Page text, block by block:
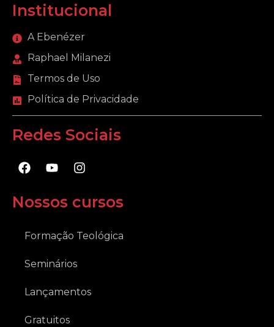
Institucional
A Ebenézer
Raphael Milanezi
Termos de Uso
Política de Privacidade
Redes Sociais
F
a
e
b
o
Y
o
t
u
e
I
n
t
a
r
Nossos cursos
Formação Teológica
Seminários
Lançamentos
Gratuitos